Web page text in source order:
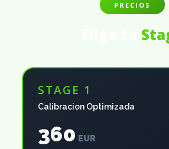
PRECIOS
STAGE 1
Calibracion Optimizada
360 EUR